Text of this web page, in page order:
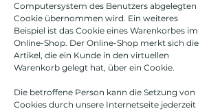
Computersystem des Benutzers abgelegten
Cookie übernommen wird. Ein weiteres
Beispiel ist das Cookie eines Warenkorbes im
Online-Shop. Der Online-Shop merkt sich die
Artikel, die ein Kunde in den virtuellen
Warenkorb gelegt hat, über ein Cookie.
Die betroffene Person kann die Setzung von
Cookies durch unsere Internetseite jederzeit